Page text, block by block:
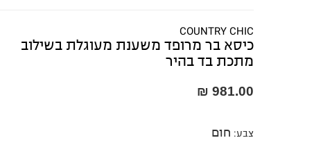
COUNTRY CHIC
כיסא בר מרופד משענת מעוגלת בשילוב
מתכת בד בהיר
981.00 ₪
צבע: חום